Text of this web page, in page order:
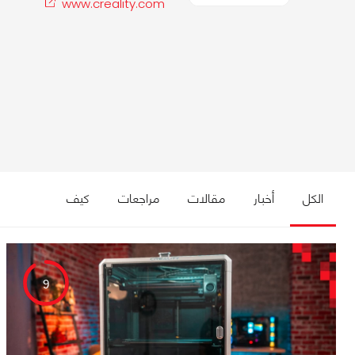
www.creality.com
الكل أخبار مقالات مراجعات كيف
9